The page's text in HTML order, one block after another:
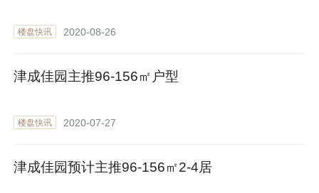
楼盘快讯 2020-08-26
津成佳园主推96-156㎡户型
楼盘快讯 2020-07-27
津成佳园预计主推96-156㎡2-4居